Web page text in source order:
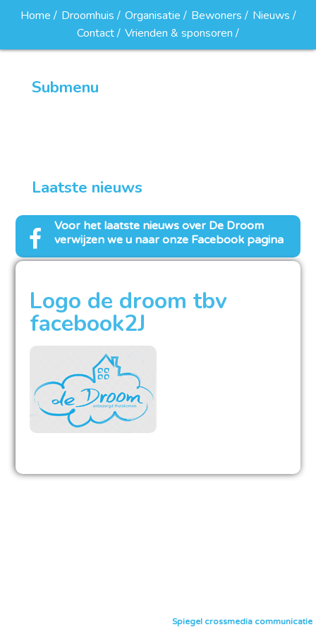
Home Droomhuis Organisatie Bewoners
Nieuws
Contact
Vrienden & sponsoren
Submenu
Laatste nieuws
Voor het laatste nieuws over De Droom
verwijzen we u naar onze Facebook pagina
Logo de droom tbv
facebook2J
Spiegel crossmedia communicatie